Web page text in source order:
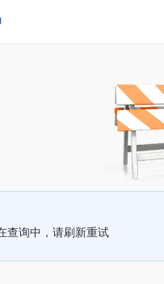
查询中，请刷新重试